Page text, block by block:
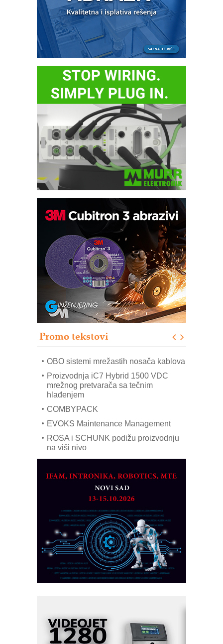
Promo tekstovi
Potpuna efikasnost bez složenih
sistema
Trajna oznaka kao dugoročna korist
Bezbednost na prvom mestu!
IB BLUMENAUER - više od 40 godina
poverenja u industriji
RMQ-TITAN ADVANCED INDICATOR
– Pametna signalizacija za efikasnije
upravljanje mašinama
Mitutoyo Crysta-Apex V PLUS: Nova
OBO sistemi mrežastih nosača kablova
Proizvodnja iC7 Hybrid 1500 VDC
mrežnog pretvarača sa tečnim
hlađenjem
COMBYPACK
EVOKS Maintenance Management
ROSA i SCHUNK podižu proizvodnju
na viši nivo
MAREX - Lim i mašine za savremena
Marcom-plast d.o.o.- vaš pouzdan
partner
CTO - Prilagodite svoju toplinsku
obradu!
Razvoj asortimanskog pravca MINI-
PLC AKYTEC
AUKOM: Svetski standard metrologije
dostupan u Srbiji
I.SAFE MOBILE revolucioniše
industrijsku automatizaciju
pionirskimmobile operator PANEL-OM